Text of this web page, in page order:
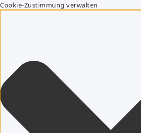
Cookie-Zustimmung verwalten